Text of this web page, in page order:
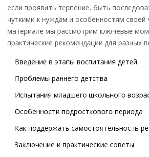
если проявить терпение, быть
чуткими к нуждам и особенностям своей
материале мы рассмотрим ключевые
практические рекомендации для разных
Введение в этапы воспитания детей
Проблемы раннего детства
Испытания младшего школьного
Особенности подросткового периода
Как поддержать самостоятельность
Заключение и практические советы